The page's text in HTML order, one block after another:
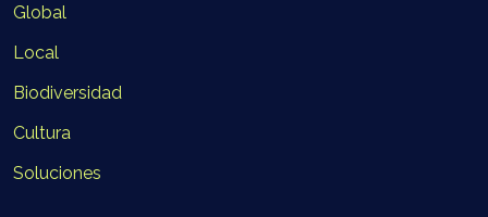
Global
Local
Biodiversidad
Cultura
Soluciones